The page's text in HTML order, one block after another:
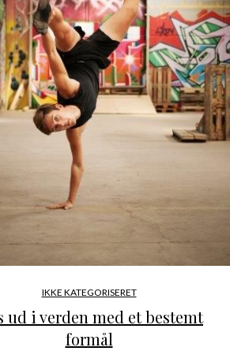
IKKE KATEGORISERET
ud i verden med et bestemt
formål